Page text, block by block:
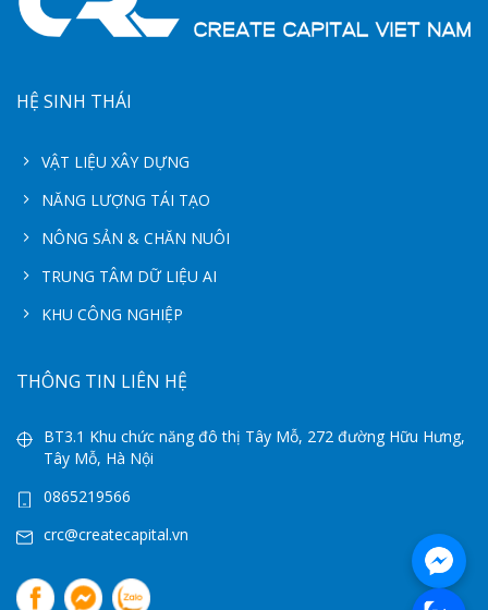
HỆ SINH THÁI
VẬT LIỆU XÂY DỰNG
NĂNG LƯỢNG TÁI TẠO
NÔNG SẢN & CHĂN NUÔI
TRUNG TÂM DỮ LIỆU AI
KHU CÔNG NGHIỆP
THÔNG TIN LIÊN HỆ
BT3.1 Khu chức năng đô thị Tây Mỗ, 272 đường Hữu Hưng,
Tây Mỗ, Hà Nội
0865219566
crc@createcapital.vn